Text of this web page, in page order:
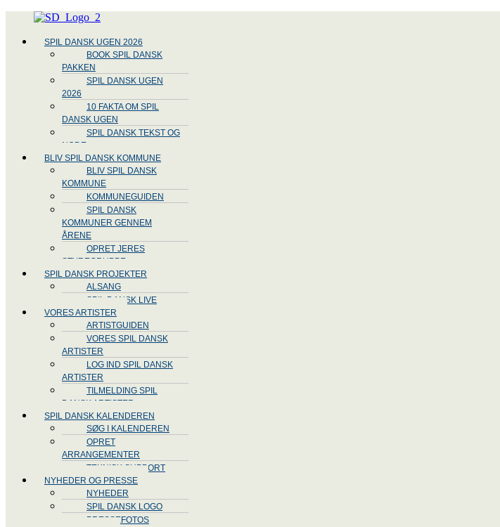
Menu
SPIL DANSK UGEN 2026
BOOK SPIL DANSK
PAKKEN
SPIL DANSK UGEN
2026
10 FAKTA OM SPIL
DANSK UGEN
SPIL DANSK TEKST OG
NODE
BLIV SPIL DANSK KOMMUNE
BLIV SPIL DANSK
KOMMUNE
KOMMUNEGUIDEN
SPIL DANSK
KOMMUNER GENNEM
ÅRENE
OPRET JERES
STYREGRUPPE
SPIL DANSK PROJEKTER
ALSANG
SPIL DANSK LIVE
VORES ARTISTER
ARTISTGUIDEN
VORES SPIL DANSK
ARTISTER
LOG IND SPIL DANSK
ARTISTER
TILMELDING SPIL
DANSK ARTISTER
SPIL DANSK KALENDEREN
SØG I KALENDEREN
OPRET
ARRANGEMENTER
TEKNISK SUPPORT
NYHEDER OG PRESSE
NYHEDER
SPIL DANSK LOGO
PRESSEFOTOS